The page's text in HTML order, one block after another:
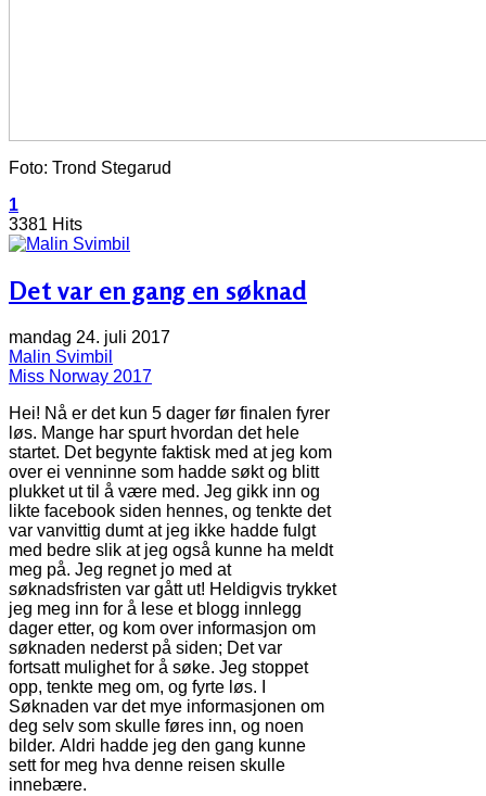
Foto: Trond Stegarud
1
3381 Hits
Det var en gang en søknad
mandag 24. juli 2017
Malin Svimbil
Miss Norway 2017
Hei! Nå er det kun 5 dager før finalen fyrer
løs. Mange har spurt hvordan det hele
startet. Det begynte faktisk med at jeg kom
over ei venninne som hadde søkt og blitt
plukket ut til å være med. Jeg gikk inn og
likte facebook siden hennes, og tenkte det
var vanvittig dumt at jeg ikke hadde fulgt
med bedre slik at jeg også kunne ha meldt
meg på. Jeg regnet jo med at
søknadsfristen var gått ut! Heldigvis trykket
jeg meg inn for å lese et blogg innlegg
dager etter, og kom over informasjon om
søknaden nederst på siden; Det var
fortsatt mulighet for å søke. Jeg stoppet
opp, tenkte meg om, og fyrte løs. I
Søknaden var det mye informasjonen om
deg selv som skulle føres inn, og noen
bilder. Aldri hadde jeg den gang kunne
sett for meg hva denne reisen skulle
innebære.